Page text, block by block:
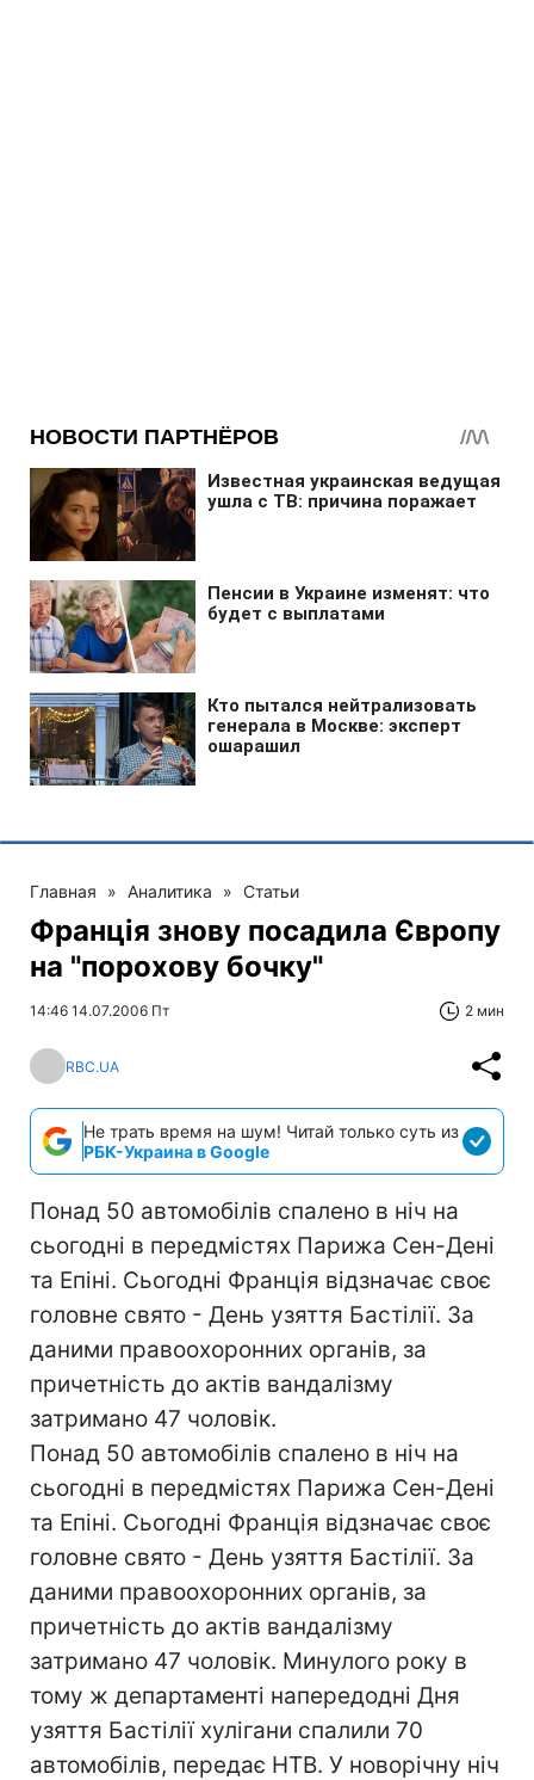
Главная » Аналитика » Статьи
Франція знову посадила Європу
на "порохову бочку"
14:46 14.07.2006 Пт 2 мин
RBC.UA
Не трать время на шум! Читай только суть из
РБК-Украина в Google
Понад 50 автомобілів спалено в ніч на
сьогодні в передмістях Парижа Сен-Дені
та Епіні. Сьогодні Франція відзначає своє
головне свято - День узяття Бастілії. За
даними правоохоронних органів, за
причетність до актів вандалізму
затримано 47 чоловік.
Понад 50 автомобілів спалено в ніч на
сьогодні в передмістях Парижа Сен-Дені
та Епіні. Сьогодні Франція відзначає своє
головне свято - День узяття Бастілії. За
даними правоохоронних органів, за
причетність до актів вандалізму
затримано 47 чоловік. Минулого року в
тому ж департаменті напередодні Дня
узяття Бастілії хулігани спалили 70
автомобілів, передає НТВ. У новорічну ніч